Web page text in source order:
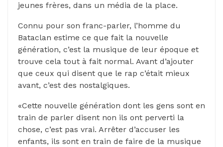
jeunes frères, dans un média de la place.
Connu pour son franc-parler, l’homme du
Bataclan estime ce que fait la nouvelle
génération, c’est la musique de leur époque et
trouve cela tout à fait normal. Avant d’ajouter
que ceux qui disent que le rap c’était mieux
avant, c’est des nostalgiques.
«Cette nouvelle génération dont les gens sont en
train de parler disent non ils ont perverti la
chose, c’est pas vrai. Arrêter d’accuser les
enfants, ils sont en train de faire de la musique